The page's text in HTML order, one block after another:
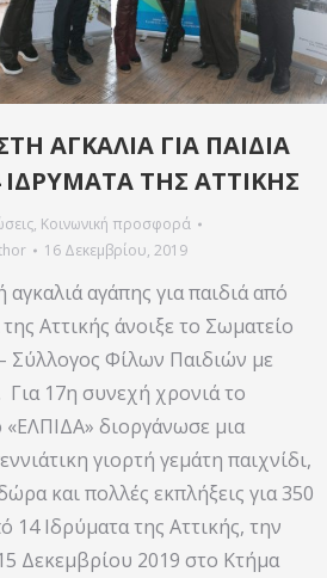
ΑΓΚΑΛΙΑ ΓΙΑ ΠΑΙΔΙΑ
ΤΗΣ ΑΤΤΙΚΗΣ
, Κοινωνική προσφορά
16 Δεκεμβρίου, 2019
αγκαλιά αγάπης για παιδιά από
Αττικής άνοιξε το Σωματείο
Σύλλογος Φίλων Παιδιών με
Για 17η συνεχή χρονιά το
«ΕΛΠΙΔΑ» διοργάνωσε μια
γιορτή γεμάτη παιχνίδι,
και πολλές εκπλήξεις για 350
14 Ιδρύματα της Αττικής, την
Δεκεμβρίου 2019 στο Κτήμα